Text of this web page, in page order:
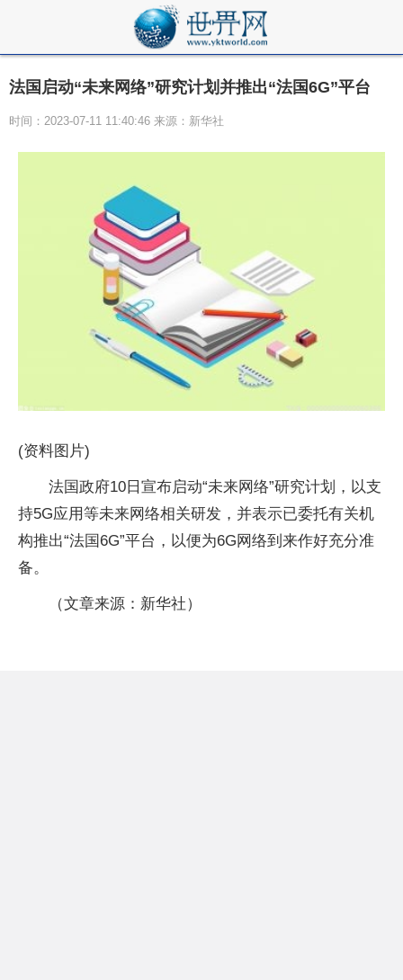
法国启动“未来网络”研究计划并推出“法国6G”平台
时间：2023-07-11 11:40:46 来源：新华社
(资料图片)
法国政府10日宣布启动“未来网络”研究计划，以支
持5G应用等未来网络相关研发，并表示已委托有关机
构推出“法国6G”平台，以便为6G网络到来作好充分准
备。
（文章来源：新华社）